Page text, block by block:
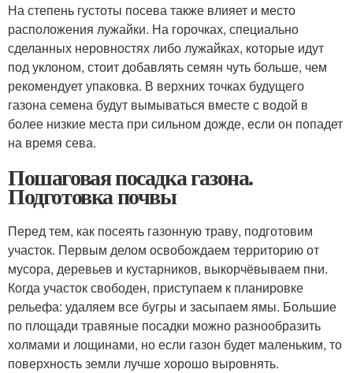
На степень густоты посева также влияет и место
расположения лужайки. На горочках, специально
сделанных неровностях либо лужайках, которые идут
под уклоном, стоит добавлять семян чуть больше, чем
рекомендует упаковка. В верхних точках будущего
газона семена будут вымываться вместе с водой в
более низкие места при сильном дожде, если он попадет
на время сева.
Пошаговая посадка газона.
Подготовка почвы
Перед тем, как посеять газонную траву, подготовим
участок. Первым делом освобождаем территорию от
мусора, деревьев и кустарников, выкорчёвываем пни.
Когда участок свободен, приступаем к планировке
рельефа: удаляем все бугры и засыпаем ямы. Большие
по площади травяные посадки можно разнообразить
холмами и лощинами, но если газон будет маленьким, то
поверхность земли лучше хорошо выровнять.